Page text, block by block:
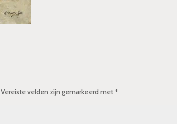
Vereiste velden zijn gemarkeerd met*